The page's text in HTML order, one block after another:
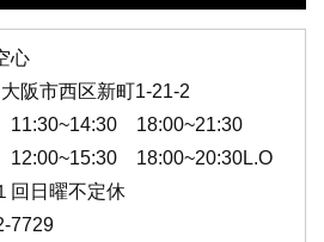
心
阪市西区新町1-21-2
11:30~14:30 18:00~21:30
18:00~20:30L.O
回日曜不定休